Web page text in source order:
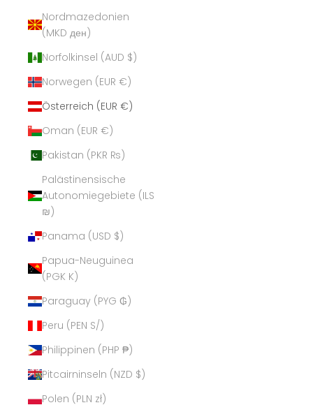
Nordmazedonien
(MKD ден)
Norfolkinsel (AUD $)
Norwegen (EUR €)
Österreich (EUR €)
Oman (EUR €)
Pakistan (PKR ₨)
Palästinensische
Autonomiegebiete (ILS
₪)
Panama (USD $)
Papua-Neuguinea
(PGK K)
Paraguay (PYG ₲)
Peru (PEN S/)
Philippinen (PHP ₱)
Pitcairninseln (NZD $)
Polen (PLN zł)